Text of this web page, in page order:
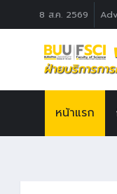
8 ส.ค. 2569
หน้าแรก